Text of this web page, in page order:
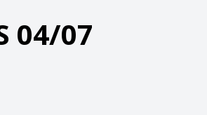
04/07